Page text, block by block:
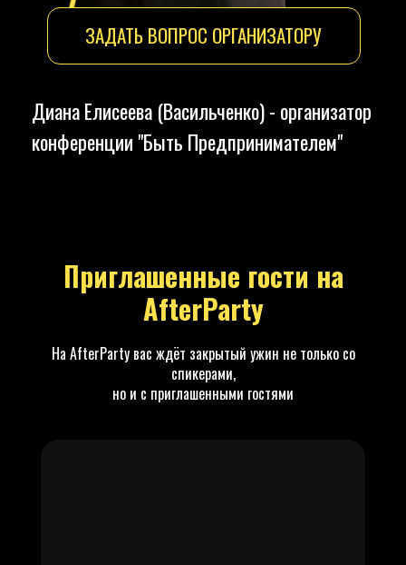
Приглашенные гости на
AfterParty
На AfterParty вас ждёт закрытый ужин не только со
спикерами,
но и с приглашенными гостями
мы благодарим наших партнёров за поддержку
конференции "Быть Предпринимателем"!
Партнёры конференции